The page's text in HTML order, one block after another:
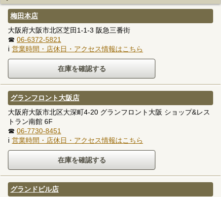
梅田本店
大阪府大阪市北区芝田1-1-3 阪急三番街
☎ 06-6372-5821
ℹ 営業時間・店休日・アクセス情報はこちら
グランフロント大阪店
大阪府大阪市北区大深町4-20 グランフロント大阪 ショップ&レス
トラン南館 6F
☎ 06-7730-8451
ℹ 営業時間・店休日・アクセス情報はこちら
グランドビル店